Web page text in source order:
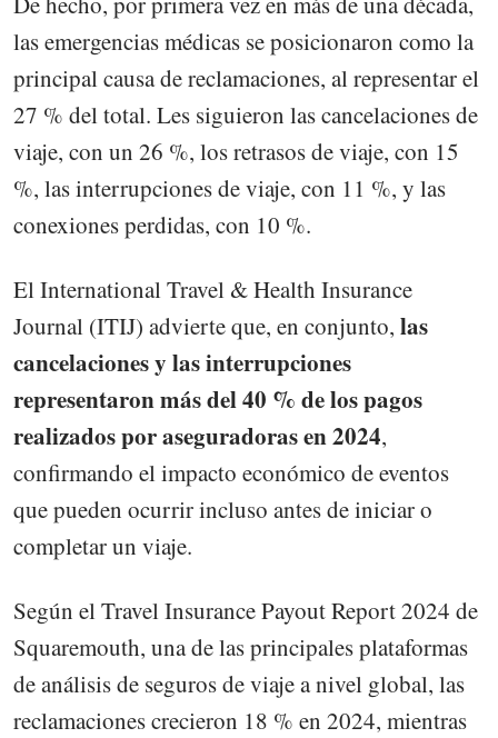
las emergencias médicas se posicionaron como la
principal causa de reclamaciones, al representar el
27 % del total. Les siguieron las cancelaciones de
viaje, con un 26 %, los retrasos de viaje, con 15
%, las interrupciones de viaje, con 11 %, y las
conexiones perdidas, con 10 %.
El International Travel & Health Insurance
Journal (ITIJ) advierte que, en conjunto, las
cancelaciones y las interrupciones
representaron más del 40 % de los pagos
realizados por aseguradoras en 2024,
confirmando el impacto económico de eventos
que pueden ocurrir incluso antes de iniciar o
completar un viaje.
Según el Travel Insurance Payout Report 2024 de
Squaremouth, una de las principales plataformas
de análisis de seguros de viaje a nivel global, las
reclamaciones crecieron 18 % en 2024, mientras